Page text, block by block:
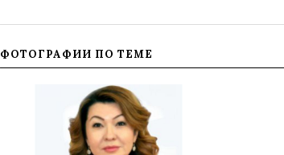
ФОТОГРАФИИ ПО ТЕМЕ